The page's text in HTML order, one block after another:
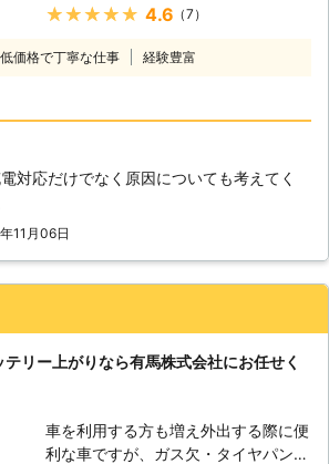
していきます。そのため、長いこと車
せるだけの電力が無くなってしまうの
んな原因がある 車の放置だけではな
原因があります。下記に紹介していき
た状態でエアコンを使いすぎてしまっ
ッテリーの劣化 上記がバッテリー上
がりの原因となる、事象です。「あ
★★★★★ 4.6 （7）
低価格で丁寧な仕事 経験豊富
対応だけでなく原因についても考えてく
11月06日
リー上がりなら有馬株式会社にお任せく
車を利用する方も増え外出する際に便
利な車ですが、ガス欠・タイヤパン